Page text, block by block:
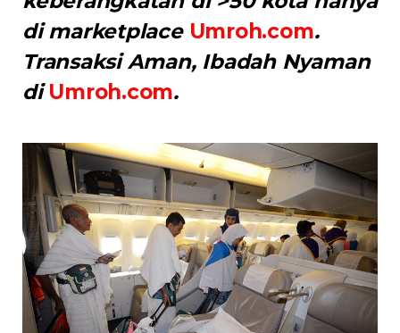
di marketplace Umroh.com.
Transaksi Aman, Ibadah Nyaman
diUmroh.com.